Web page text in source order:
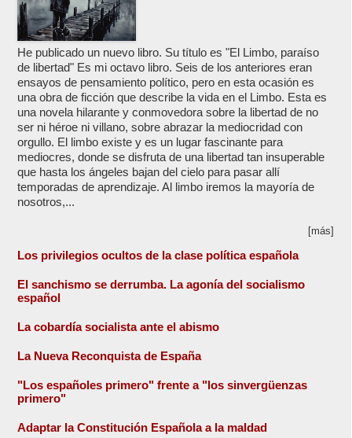
He publicado un nuevo libro. Su título es "El Limbo, paraíso
de libertad" Es mi octavo libro. Seis de los anteriores eran
ensayos de pensamiento político, pero en esta ocasión es
una obra de ficción que describe la vida en el Limbo. Esta es
una novela hilarante y conmovedora sobre la libertad de no
ser ni héroe ni villano, sobre abrazar la mediocridad con
orgullo. El limbo existe y es un lugar fascinante para
mediocres, donde se disfruta de una libertad tan insuperable
que hasta los ángeles bajan del cielo para pasar allí
temporadas de aprendizaje. Al limbo iremos la mayoría de
nosotros,...
[más]
Los privilegios ocultos de la clase política española
El sanchismo se derrumba. La agonía del socialismo
español
La cobardía socialista ante el abismo
La Nueva Reconquista de España
"Los españoles primero" frente a "los sinvergüenzas
primero"
Adaptar la Constitución Española a la maldad